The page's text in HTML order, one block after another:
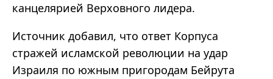
канцелярией Верховного лидера.
Источник добавил, что ответ Корпуса
стражей исламской революции на удар
Израиля по южным пригородам Бейрута